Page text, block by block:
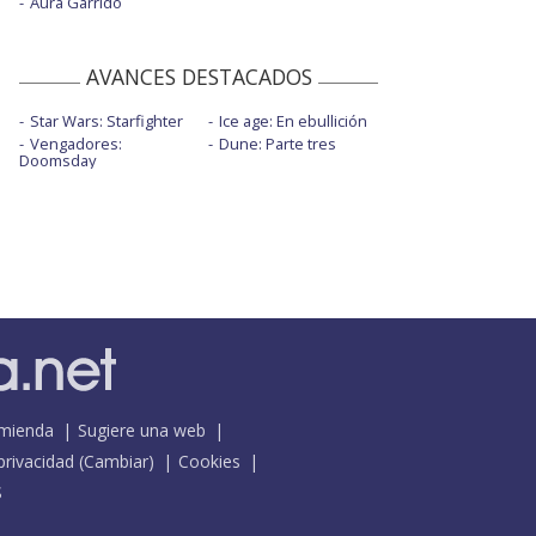
AVANCES DESTACADOS
Star Wars: Starfighter
Vengadores:
Doomsday
Ice age: En ebullición
Dune: Parte tres
Sugiere una web
(Cambiar)
Cookies